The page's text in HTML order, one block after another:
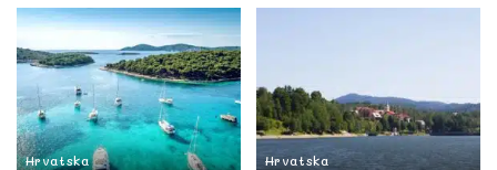
Hrvatska Hrvatska